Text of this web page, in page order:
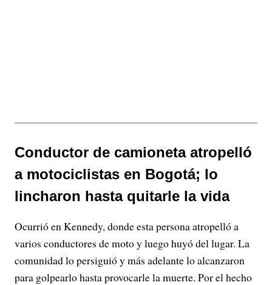
Conductor de camioneta atropelló
a motociclistas en Bogotá; lo
lincharon hasta quitarle la vida
Ocurrió en Kennedy, donde esta persona atropelló a
varios conductores de moto y luego huyó del lugar. La
comunidad lo persiguió y más adelante lo alcanzaron
para golpearlo hasta provocarle la muerte. Por el hecho